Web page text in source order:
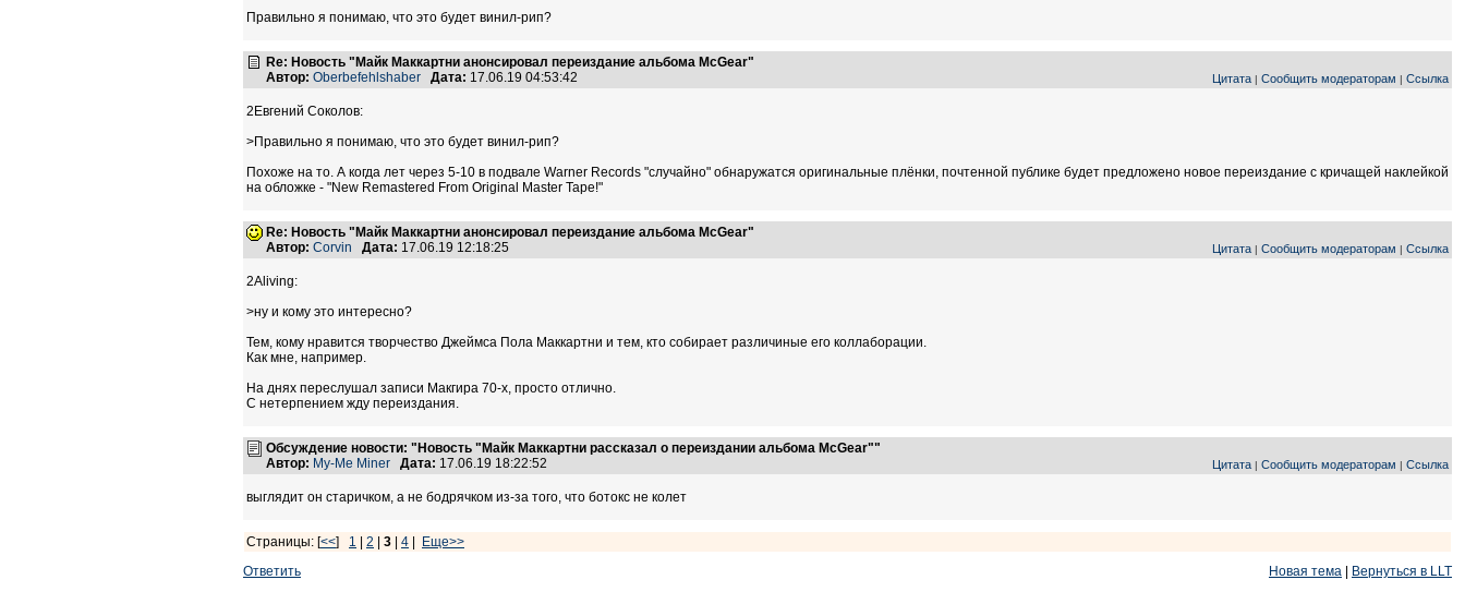
Правильно я понимаю, что это будет винил-рип?
Re: Новость "Майк Маккартни анонсировал переиздание альбома McGear"
Автор: Oberbefehlshaber Дата: 17.06.19 04:53:42 Цитата | Сообщить модераторам | Ссылка
2Евгений Соколов:
>Правильно я понимаю, что это будет винил-рип?
Похоже на то. А когда лет через 5-10 в подвале Warner Records "случайно" обнаружатся оригинальные плёнки, почтенной публике будет предложено новое переиздание с кричащей наклейкой
на обложке - "New Remastered From Original Master Tape!"
Re: Новость "Майк Маккартни анонсировал переиздание альбома McGear"
Автор: Corvin Дата: 17.06.19 12:18:25 Цитата | Сообщить модераторам | Ссылка
2Aliving:
>ну и кому это интересно?
Тем, кому нравится творчество Джеймса Пола Маккартни и тем, кто собирает различиные его коллаборации.
Как мне, например.
На днях переслушал записи Макгира 70-х, просто отлично.
С нетерпением жду переиздания.
Обсуждение новости: "Новость "Майк Маккартни рассказал о переиздании альбома McGear""
Автор: My-Me Miner Дата: 17.06.19 18:22:52 Цитата | Сообщить модераторам | Ссылка
выглядит он старичком, а не бодрячком из-за того, что ботокс не колет
Страницы: [<<] 1 2 3 4
Еще>>
Ответить
Новая тема Вернуться в LLT